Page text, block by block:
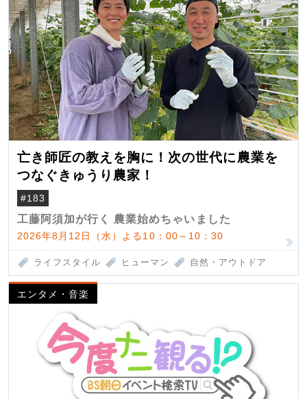
亡き師匠の教えを胸に！次の世代に農業を
つなぐきゅうり農家！
#183
工藤阿須加が行く 農業始めちゃいました
2026年8月12日（水）よる10：00～10：30
ライフスタイル ヒューマン 自然・アウトドア
エンタメ・音楽